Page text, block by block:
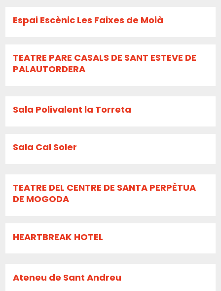
Espai Escènic Les Faixes de Moià
TEATRE PARE CASALS DE SANT ESTEVE DE
PALAUTORDERA
Sala Polivalent la Torreta
Sala Cal Soler
TEATRE DEL CENTRE DE SANTA PERPÈTUA
DE MOGODA
HEARTBREAK HOTEL
Ateneu de Sant Andreu